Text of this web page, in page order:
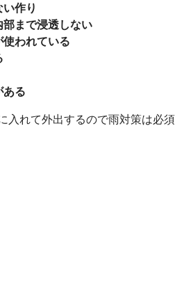
作り
まで浸透しない
使われている
ある
入れて外出するので雨対策は必須